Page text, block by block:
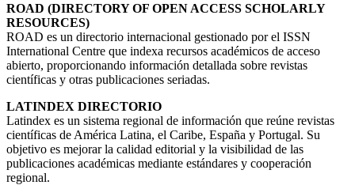
ROAD (DIRECTORY OF OPEN ACCESS SCHOLARLY
RESOURCES)
ROAD es un directorio internacional gestionado por el ISSN
International Centre que indexa recursos académicos de acceso
abierto, proporcionando información detallada sobre revistas
científicas y otras publicaciones seriadas.
LATINDEX DIRECTORIO
Latindex es un sistema regional de información que reúne revistas
científicas de América Latina, el Caribe, España y Portugal. Su
objetivo es mejorar la calidad editorial y la visibilidad de las
publicaciones académicas mediante estándares y cooperación
regional.